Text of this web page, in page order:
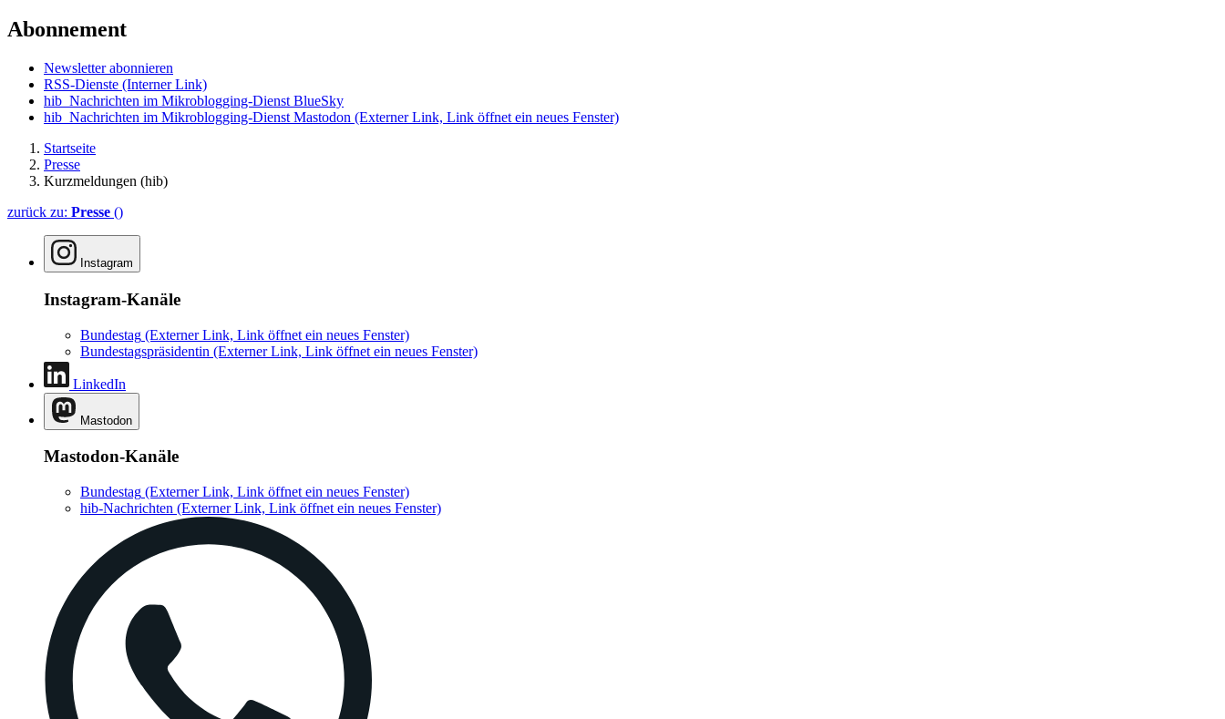
Abonnement
Newsletter abonnieren
RSS-Dienste (Interner Link)
hib_Nachrichten im Mikroblogging-Dienst BlueSky
hib_Nachrichten im Mikroblogging-Dienst Mastodon (Externer Link, Link öffnet ein neues Fenster)
Startseite
Presse
Kurzmeldungen (hib)
zurück zu: Presse ()
Instagram
Instagram-Kanäle
Bundestag (Externer Link, Link öffnet ein neues Fenster)
Bundestagspräsidentin (Externer Link, Link öffnet ein neues Fenster)
LinkedIn
Mastodon
Mastodon-Kanäle
Bundestag (Externer Link, Link öffnet ein neues Fenster)
hib-Nachrichten (Externer Link, Link öffnet ein neues Fenster)